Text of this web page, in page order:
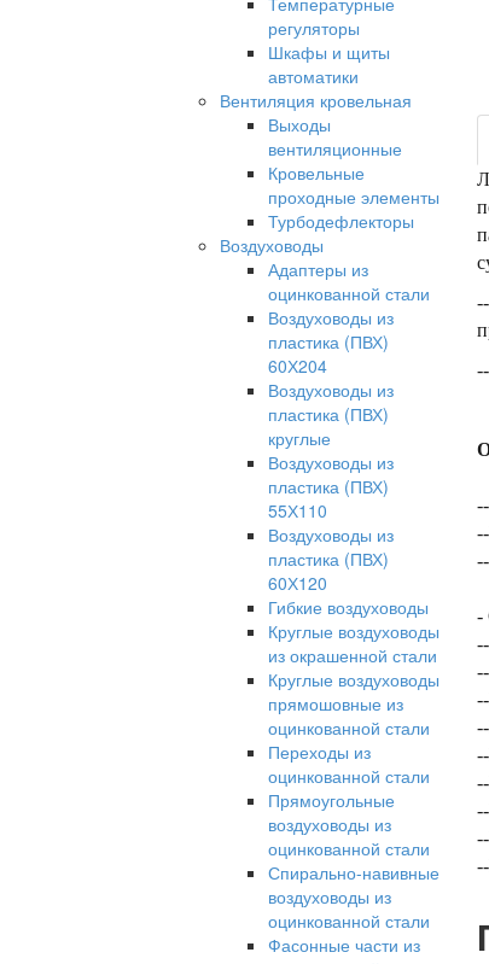
регуляторы
Шкафы и щиты
автоматики
Вентиляция кровельная
Выходы
вентиляционные
Кровельные
проходные элементы
Турбодефлекторы
Воздуховоды
Адаптеры из
оцинкованной стали
Воздуховоды из
пластика (ПВХ)
60Х204
Воздуховоды из
пластика (ПВХ)
круглые
Воздуховоды из
пластика (ПВХ)
55Х110
Воздуховоды из
пластика (ПВХ)
60Х120
Гибкие воздуховоды
Круглые воздуховоды
из окрашенной стали
Круглые воздуховоды
прямошовные из
оцинкованной стали
Переходы из
оцинкованной стали
Прямоугольные
воздуховоды из
оцинкованной стали
Спирально-навивные
воздуховоды из
оцинкованной стали
Фасонные части из
-